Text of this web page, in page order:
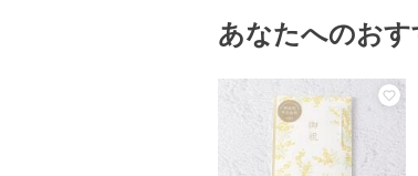
あなたへのお